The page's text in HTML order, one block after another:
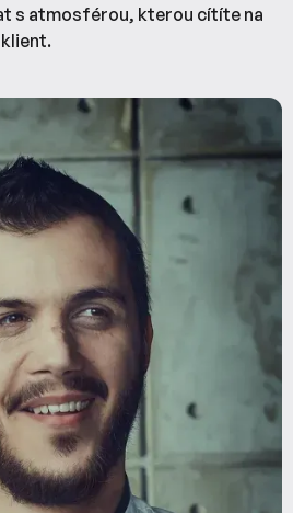
s atmosférou, kterou cítíte na